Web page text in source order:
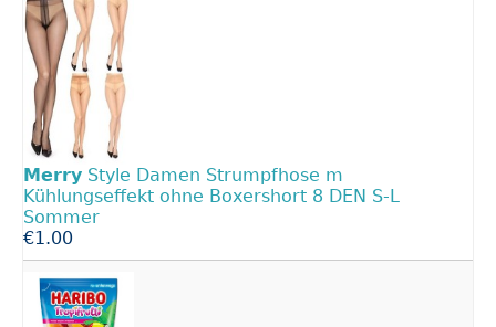
Merry Style Damen Strumpfhose m
Kühlungseffekt ohne Boxershort 8 DEN S-L
Sommer
€1.00